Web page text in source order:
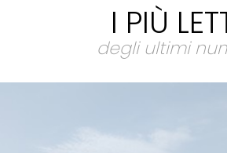
I PIÙ
degli ultimi